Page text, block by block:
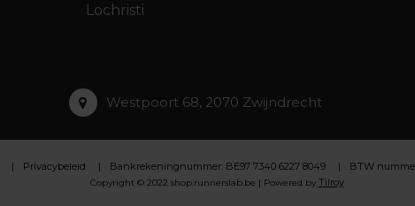
Lochristi
Westpoort 68, 2070 Zwijndrecht
Privacybeleid Bankrekeningnummer: BE97 7340 6227 8049 BTW
Copyright © 2022 shop.runnerslab.be | Powered by Tilroy